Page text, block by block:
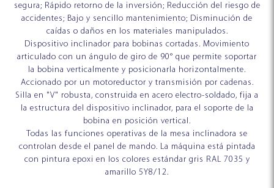
segura; Rápido retorno de la inversión; Reducción del riesgo de
accidentes; Bajo y sencillo mantenimiento; Disminución de
caídas o daños en los materiales manipulados.
Dispositivo inclinador para bobinas cortadas. Movimiento
articulado con un ángulo de giro de 90° que permite soportar
la bobina verticalmente y posicionarla horizontalmente.
Accionado por un motoreductor y transmisión por cadenas.
Silla en "V" robusta, construida en acero electro-soldado, fija a
la estructura del dispositivo inclinador, para el soporte de la
bobina en posición vertical.
Todas las funciones operativas de la mesa inclinadora se
controlan desde el panel de mando. La máquina está pintada
con pintura epoxi en los colores estándar gris RAL 7035 y
amarillo 5Y8/12.